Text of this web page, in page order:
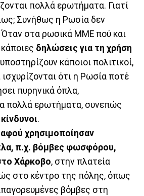
πολλά ερωτήματα. Γιατί
Συνήθως η Ρωσία δεν
Όταν στα ρωσικά ΜΜΕ πού και
δηλώσεις για τη χρήση
κάποιοι πολιτικοί,
ότι η Ρωσία ποτέ
πυρηνικά όπλα,
πολλά ερωτήματα, συνεπώς
.
αφού χρησιμοποίησαν
π.χ. βόμβες φωσφόρου,
Χάρκοβο, στην πλατεία
στο κέντρο της πόλης, όπως
βόμβες στη